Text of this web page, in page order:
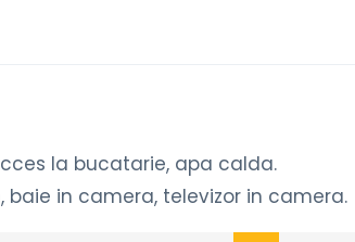
la bucatarie, apa calda.
in camera, televizor in camera.